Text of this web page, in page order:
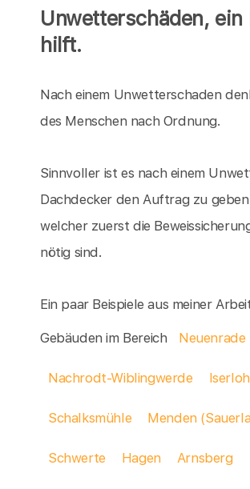
Unwetterschäden,
hilft.
Nach einem Unwetterschaden
des Menschen nach Ordnung.
Sinnvoller ist es nach einem
Dachdecker den Auftrag zu
welcher zuerst die
nötig sind.
Ein paar Beispiele aus meiner
Gebäuden im Bereich Neuenrade
Nachrodt-Wiblingwerde
Schalksmühle Menden
Schwerte Hagen Arnsberg